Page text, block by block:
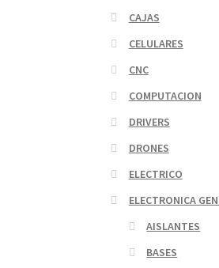
CAJAS
CELULARES
CNC
COMPUTACION
DRIVERS
DRONES
ELECTRICO
ELECTRONICA
AISLANTES
BASES